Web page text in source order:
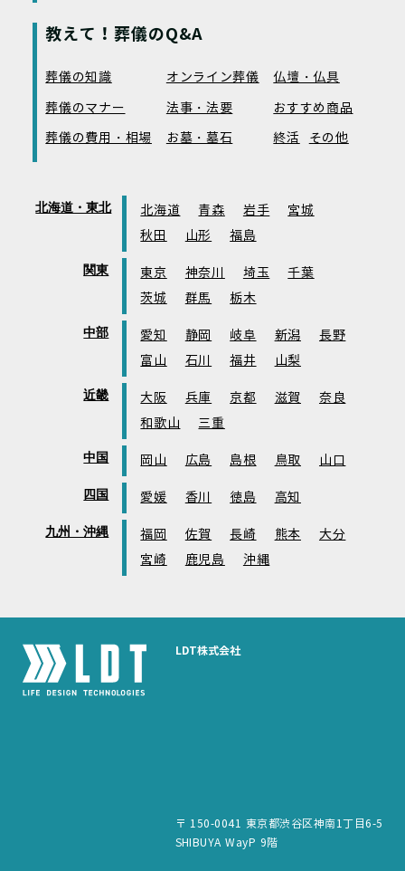
教えて！葬儀のQ&A
葬儀の知識 オンライン葬儀
仏壇・仏具
葬儀のマナー
法事・法要
おすすめ商品
葬儀の費用・相場
お墓・墓石 終活 その他
北海道・東北 北海道 青森 岩手
宮城
秋田
山形 福島
関東 東京 神奈川 埼玉
千葉
茨城
群馬 栃木
中部 愛知 静岡 岐阜 新潟
長野
富山
石川 福井 山梨
近畿 大阪 兵庫 京都 滋賀
奈良
和歌山
三重
中国 岡山 広島 島根 鳥取 山口
四国 愛媛 香川 徳島 高知
九州・沖縄 福岡 佐賀 長崎 熊本
大分
宮崎
鹿児島 沖縄
LDT株式会社
〒 150-0041 東京都渋谷区神南1丁目6-5
SHIBUYA WayP 9階